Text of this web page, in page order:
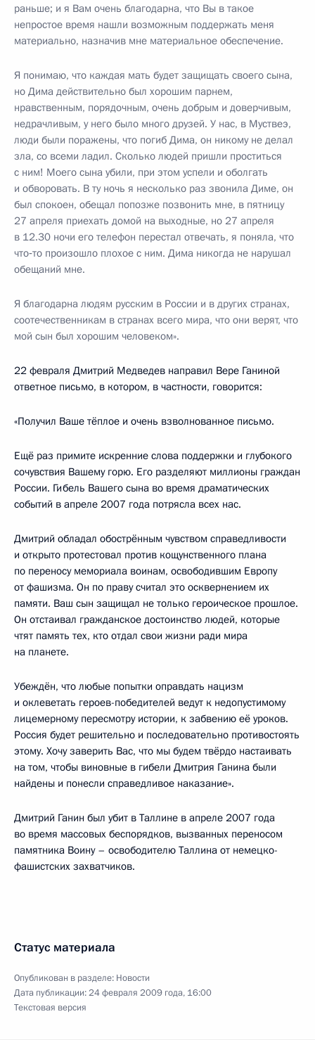
раньше; и я Вам очень благодарна, что Вы в такое
непростое время нашли возможным поддержать меня
материально, назначив мне материальное обеспечение.
Я понимаю, что каждая мать будет защищать своего сына,
но Дима действительно был хорошим парнем,
нравственным, порядочным, очень добрым и доверчивым,
недрачливым, у него было много друзей. У нас, в Муствеэ,
люди были поражены, что погиб Дима, он никому не делал
зла, со всеми ладил. Сколько людей пришли проститься
с ним! Моего сына убили, при этом успели и оболгать
и обворовать. В ту ночь я несколько раз звонила Диме, он
был спокоен, обещал попозже позвонить мне, в пятницу
27 апреля приехать домой на выходные, но 27 апреля
в 12.30 ночи его телефон перестал отвечать, я поняла, что
что‑то произошло плохое с ним. Дима никогда не нарушал
обещаний мне.
Я благодарна людям русским в России и в других странах,
соотечественникам в странах всего мира, что они верят, что
мой сын был хорошим человеком».
22 февраля Дмитрий Медведев направил Вере Ганиной
ответное письмо, в котором, в частности, говорится:
«Получил Ваше тёплое и очень взволнованное письмо.
Ещё раз примите искренние слова поддержки и глубокого
сочувствия Вашему горю. Его разделяют миллионы граждан
России. Гибель Вашего сына во время драматических
событий в апреле 2007 года потрясла всех нас.
Дмитрий обладал обострённым чувством справедливости
и открыто протестовал против кощунственного плана
по переносу мемориала воинам, освободившим Европу
от фашизма. Он по праву считал это осквернением их
памяти. Ваш сын защищал не только героическое прошлое.
Он отстаивал гражданское достоинство людей, которые
чтят память тех, кто отдал свои жизни ради мира
на планете.
Убеждён, что любые попытки оправдать нацизм
и оклеветать героев-победителей ведут к недопустимому
лицемерному пересмотру истории, к забвению её уроков.
Россия будет решительно и последовательно противостоять
этому. Хочу заверить Вас, что мы будем твёрдо настаивать
на том, чтобы виновные в гибели Дмитрия Ганина были
найдены и понесли справедливое наказание».
Дмитрий Ганин был убит в Таллине в апреле 2007 года
во время массовых беспорядков, вызванных переносом
памятника Воину – освободителю Таллина от немецко-
фашистских захватчиков.
Статус материала
Опубликован в разделе: Новости
Дата публикации:24 февраля 2009 года, 16:00
Текстовая версия